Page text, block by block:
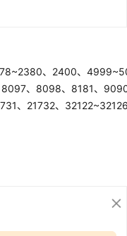
、2400、
、8098、8181、9090
、21732、